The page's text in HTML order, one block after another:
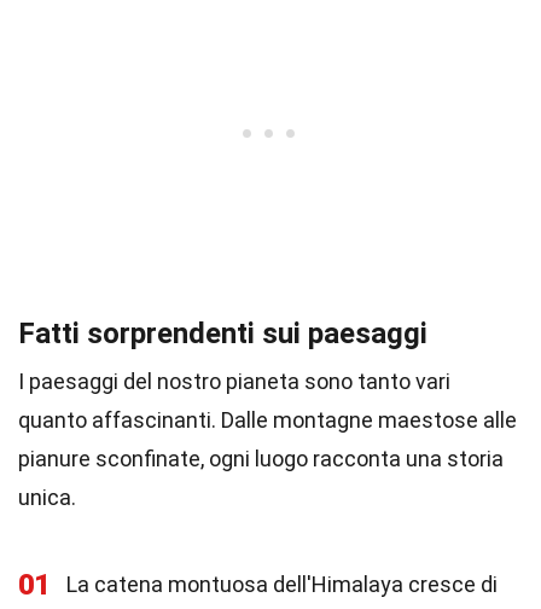
Fatti sorprendenti sui paesaggi
I paesaggi del nostro pianeta sono tanto vari
quanto affascinanti. Dalle montagne maestose alle
pianure sconfinate, ogni luogo racconta una storia
unica.
01
La catena montuosa dell'Himalaya cresce di